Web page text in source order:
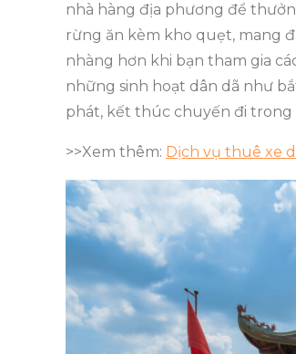
nhà hàng địa phương để
rừng ăn kèm kho quẹt, mang
nhàng hơn khi bạn tham gia
những sinh hoạt dân dã như
phát, kết thúc chuyến đi trong
>>Xem thêm: Dịch vụ thuê xe